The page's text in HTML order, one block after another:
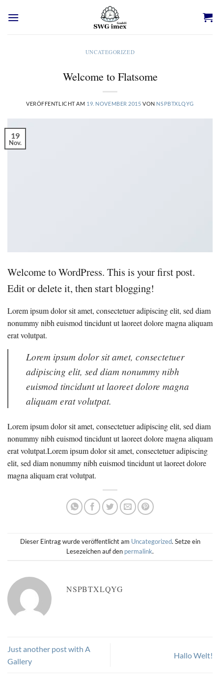
Inhalt
UNCATEGORIZED
Welcome to Flatsome
VERÖFFENTLICHT AM 19. NOVEMBER 2015 VON NSPBTXLQYG
19
Nov.
Welcome to WordPress. This is your first post.
Edit or delete it, then start blogging!
Lorem ipsum dolor sit amet, consectetuer adipiscing elit, sed diam
nonummy nibh euismod tincidunt ut laoreet dolore magna aliquam
erat volutpat.
Lorem ipsum dolor sit amet, consectetuer
adipiscing elit, sed diam nonummy nibh
euismod tincidunt ut laoreet dolore magna
aliquam erat volutpat.
Lorem ipsum dolor sit amet, consectetuer adipiscing elit, sed diam
nonummy nibh euismod tincidunt ut laoreet dolore magna aliquam
erat volutpat.Lorem ipsum dolor sit amet, consectetuer adipiscing
elit, sed diam nonummy nibh euismod tincidunt ut laoreet dolore
magna aliquam erat volutpat.
Dieser Eintrag wurde veröffentlicht am Uncategorized. Setze ein
Lesezeichen auf den permalink.
NSPBTXLQYG
Just another post with A
Gallery
Hallo Welt!